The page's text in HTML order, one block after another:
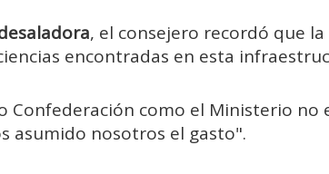
, el consejero recordó que
encontradas en esta
Confederación como el Ministerio no
asumido nosotros el gasto".